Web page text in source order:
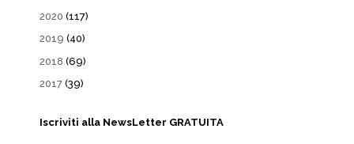
2020 (117)
2019 (40)
2018 (69)
2017 (39)
Iscriviti alla NewsLetter GRATUITA